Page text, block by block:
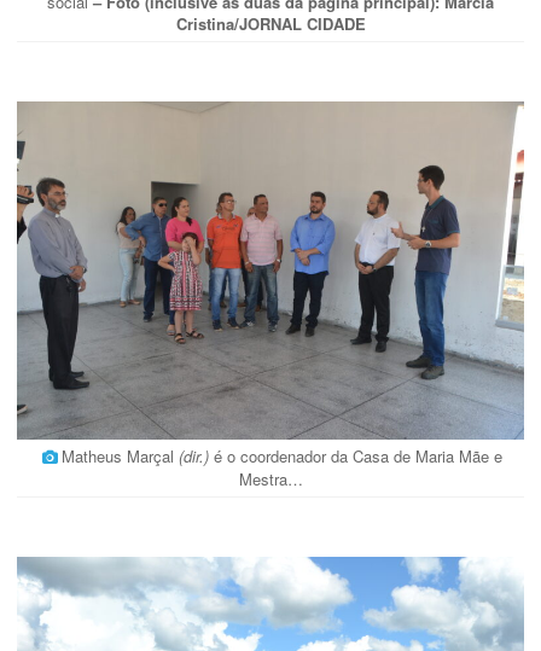
Cristina/JORNAL CIDADE
Matheus Marçal (dir.) é o coordenador da Casa de Maria Mãe e
Mestra…